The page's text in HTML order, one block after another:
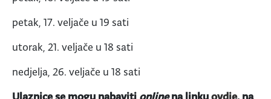
petak, 17. veljače u 19 sati
utorak, 21. veljače u 18 sati
nedjelja, 26. veljače u 18 sati